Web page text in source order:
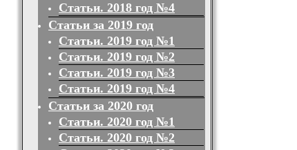
Статьи. 2018 год №4
Статьи за 2019 год
Статьи. 2019 год №1
Статьи. 2019 год №2
Статьи. 2019 год №3
Статьи. 2019 год №4
Статьи за 2020 год
Статьи. 2020 год №1
Статьи. 2020 год №2